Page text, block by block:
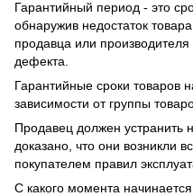
Гарантийный период - это
обнаружив недостаток
продавца или
дефекта.
Гарантийные сроки товаров
зависимости от группы
Продавец должен устранить
доказано, что они возникли
покупателем правил
С какого момента